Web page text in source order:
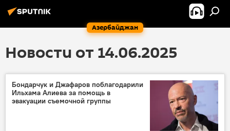
Азербайджан
Новости от 14.06.2025
Бондарчук и Джафаров поблагодарили
Ильхама Алиева за помощь в
эвакуации съемочной группы